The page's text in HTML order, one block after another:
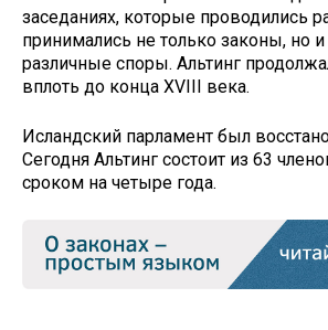
заседаниях, которые проводились
принимались не только законы, но и
различные споры. Альтинг
вплоть до конца XVIII века.
Исландский парламент был
Сегодня Альтинг состоит из 63
сроком на четыре года.